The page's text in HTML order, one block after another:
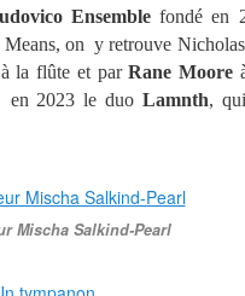
Ensemblefondé en
on y retrouve
la flûte et parRane Moore
en 2023 le duoLamnth,
Mischa Salkind-Pearl